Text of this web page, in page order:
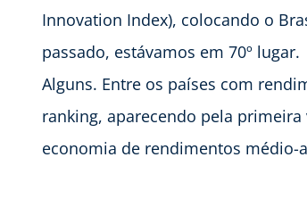
Innovation Index), colocando o
passado, estávamos em 70º
Alguns. Entre os países com
ranking, aparecendo pela
economia de rendimentos médio-